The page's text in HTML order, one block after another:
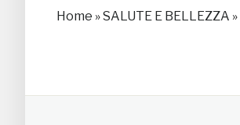
Home »SALUTE E BELLEZZA »